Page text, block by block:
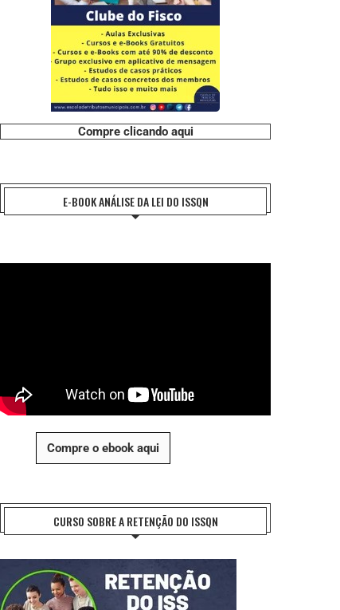
7 de agosto de 2026
Compre clicando aqui
E-BOOK ANÁLISE DA LEI DO ISSQN
Compre o ebook aqui
CURSO SOBRE A RETENÇÃO DO ISSQN